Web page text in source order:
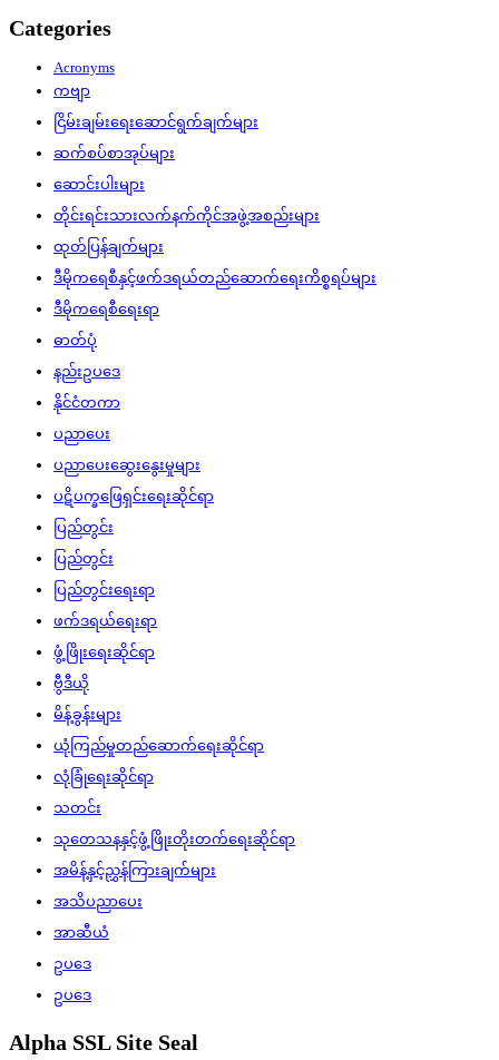
Categories
Acronyms
ကဗျာ
ငြိမ်းချမ်းရေးဆောင်ရွက်ချက်များ
ဆက်စပ်စာအုပ်များ
ဆောင်းပါးများ
တိုင်းရင်းသားလက်နက်ကိုင်အဖွဲ့အစည်းများ
ထုတ်ပြန်ချက်များ
ဒီမိုကရေစီနှင့်ဖက်ဒရယ်တည်ဆောက်‌ရေးကိစ္စရပ်များ
ဒီမိုကရေစီရေးရာ
ဓာတ်ပုံ
နည်းဥပဒေ
နိုင်ငံတကာ
ပညာပေး
ပညာပေးဆွေးနွေးမှုများ
ပဋိပက္ခဖြေရှင်းရေးဆိုင်ရာ
ပြည်တွင်း
ပြည်တွင်း
ပြည်တွင်းရေးရာ
ဖက်ဒရယ်ရေးရာ
ဖွံ့ဖြိုးရေးဆိုင်ရာ
ဗွီဒီယို
မိန့်ခွန်းများ
ယုံကြည်မှုတည်ဆောက်ရေးဆိုင်ရာ
လုံခြုံရေးဆိုင်ရာ
သတင်း
သုတေသနနှင့်ဖွံ့ဖြိုးတိုးတက်ရေးဆိုင်ရာ
အမိန့်နှင့်ညွှန်ကြားချက်များ
အသိပညာပေး
အာဆီယံ
ဥပဒေ
ဥပဒေ
Alpha SSL Site Seal